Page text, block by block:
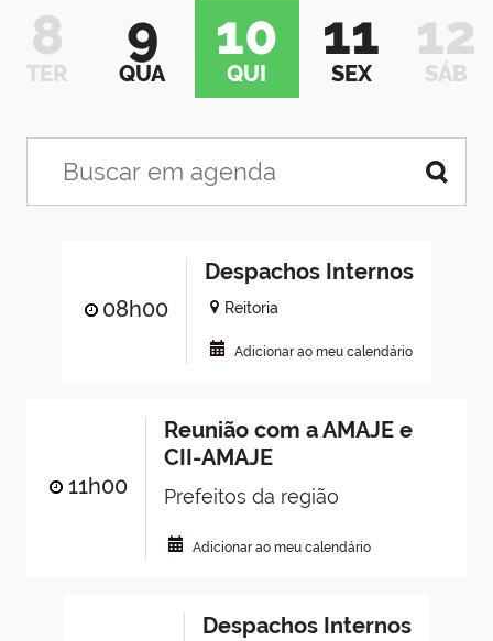
8
TER
9
QUA
10
QUI
11
SEX
12
SÁB
08h00
Despachos Internos
Reitoria
Adicionar ao meu calendário
11h00
Reunião com a AMAJE e
CII-AMAJE
Prefeitos da região
Adicionar ao meu calendário
Despachos Internos